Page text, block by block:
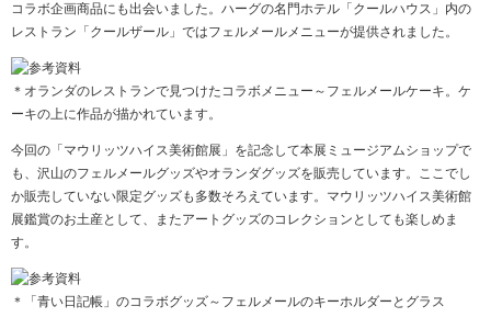
コラボ企画商品にも出会いました。ハーグの名門ホテル「クールハウス」内の
レストラン「クールザール」ではフェルメールメニューが提供されました。
＊オランダのレストランで見つけたコラボメニュー～フェルメールケーキ。ケ
ーキの上に作品が描かれています。
今回の「マウリッツハイス美術館展」を記念して本展ミュージアムショップで
も、沢山のフェルメールグッズやオランダグッズを販売しています。ここでし
か販売していない限定グッズも多数そろえています。マウリッツハイス美術館
展鑑賞のお土産として、またアートグッズのコレクションとしても楽しめま
す。
＊「青い日記帳」のコラボグッズ～フェルメールのキーホルダーとグラス